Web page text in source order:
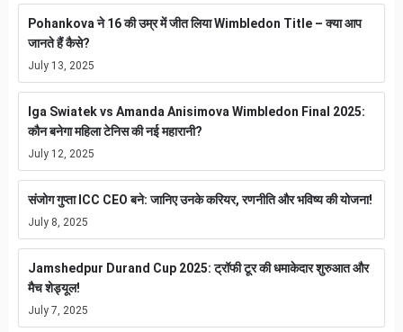
Pohankova ने 16 की उम्र में जीत लिया Wimbledon Title – क्या आप
जानते हैं कैसे?
July 13, 2025
Iga Swiatek vs Amanda Anisimova Wimbledon Final 2025:
कौन बनेगा महिला टेनिस की नई महारानी?
July 12, 2025
संजोग गुप्ता ICC CEO बने: जानिए उनके करियर, रणनीति और भविष्य की योजना!
July 8, 2025
Jamshedpur Durand Cup 2025: ट्रॉफी टूर की धमाकेदार शुरुआत और
मैच शेड्यूल!
July 7, 2025